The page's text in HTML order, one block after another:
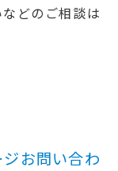
どのご相談は
お問い合わ